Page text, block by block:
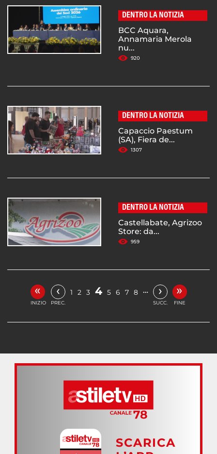
DENTRO LA NOTIZIA
BCC Aquara,
Annamaria Merola
nu...
920
DENTRO LA NOTIZIA
Capaccio Paestum
(SA), Fiera de...
1307
DENTRO LA NOTIZIA
Castellabate, Agrizoo
Store: da...
959
«
INIZIO
‹
PREC.
1 2 3 4 5 6 7 8 … ›
SUCC.
»
FINE
SCARICA